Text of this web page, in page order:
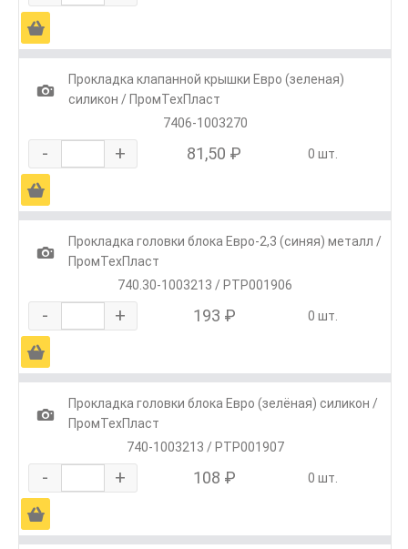
Ä
1
Прокладка клапанной крышки Евро (зеленая)
силикон / ПромТехПласт
7406-1003270
- + 81,50 ₽ 0 шт.
Ä
1
Прокладка головки блока Евро-2,3 (синяя) металл /
ПромТехПласт
740.30-1003213 / РТР001906
- + 193 ₽ 0 шт.
Ä
1
Прокладка головки блока Евро (зелёная) силикон /
ПромТехПласт
740-1003213 / РТР001907
- + 108 ₽ 0 шт.
Ä